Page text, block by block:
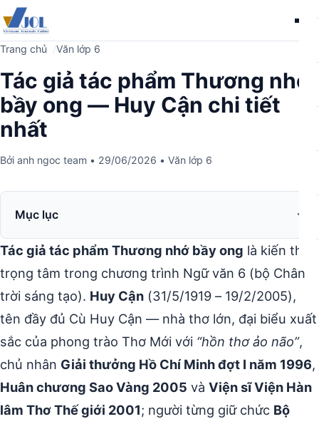
Trang chủ Văn lớp 6
Tác giả tác phẩm Thương nhớ
bầy ong — Huy Cận chi tiết
nhất
Bởi anh ngoc team • 29/06/2026 • Văn lớp 6
Mục lục
Tác giả tác phẩm Thương nhớ bầy ong là kiến thức
trọng tâm trong chương trình Ngữ văn 6 (bộ Chân
trời sáng tạo). Huy Cận (31/5/1919 – 19/2/2005),
tên đầy đủ Cù Huy Cận — nhà thơ lớn, đại biểu xuất
sắc của phong trào Thơ Mới với “hồn thơ ảo não”,
chủ nhân Giải thưởng Hồ Chí Minh đợt I năm 1996,
Huân chương Sao Vàng 2005 và Viện sĩ Viện Hàn
lâm Thơ Thế giới 2001; người từng giữ chức Bộ